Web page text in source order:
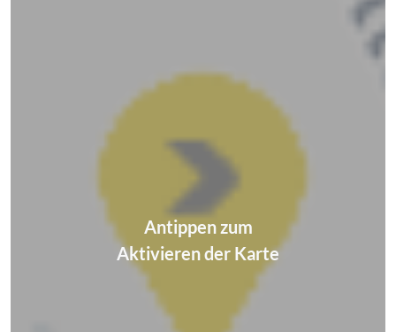
Antippen zum
Aktivieren der Karte